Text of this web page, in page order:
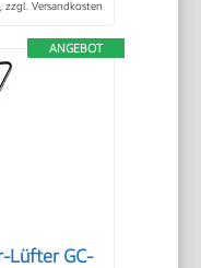
zzgl. Versandkosten
ANGEBOT
Lüfter GC-